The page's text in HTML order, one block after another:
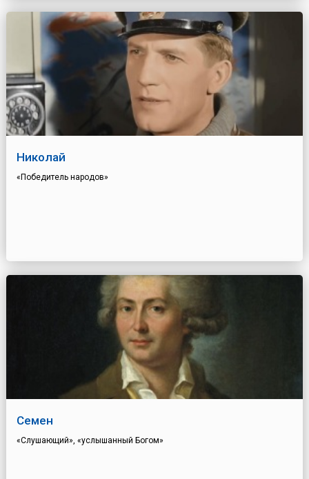
Николай
«Победитель народов»
Семен
«Слушающий», «услышанный Богом»